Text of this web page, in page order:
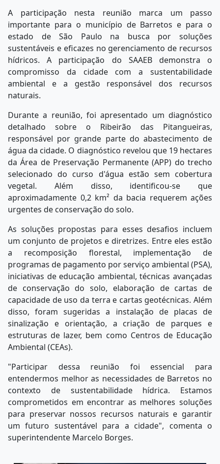
A participação nesta reunião marca um passo
importante para o município de Barretos e para o
estado de São Paulo na busca por soluções
sustentáveis e eficazes no gerenciamento de recursos
hídricos. A participação do SAAEB demonstra o
compromisso da cidade com a sustentabilidade
ambiental e a gestão responsável dos recursos
naturais.
Durante a reunião, foi apresentado um diagnóstico
detalhado sobre o Ribeirão das Pitangueiras,
responsável por grande parte do abastecimento de
água da cidade. O diagnóstico revelou que 19 hectares
da Área de Preservação Permanente (APP) do trecho
selecionado do curso d'água estão sem cobertura
vegetal. Além disso, identificou-se que
aproximadamente 0,2 km² da bacia requerem ações
urgentes de conservação do solo.
As soluções propostas para esses desafios incluem
um conjunto de projetos e diretrizes. Entre eles estão
a recomposição florestal, implementação de
programas de pagamento por serviço ambiental (PSA),
iniciativas de educação ambiental, técnicas avançadas
de conservação do solo, elaboração de cartas de
capacidade de uso da terra e cartas geotécnicas. Além
disso, foram sugeridas a instalação de placas de
sinalização e orientação, a criação de parques e
estruturas de lazer, bem como Centros de Educação
Ambiental (CEAs).
"Participar dessa reunião foi essencial para
entendermos melhor as necessidades de Barretos no
contexto de sustentabilidade hídrica. Estamos
comprometidos em encontrar as melhores soluções
para preservar nossos recursos naturais e garantir
um futuro sustentável para a cidade", comenta o
superintendente Marcelo Borges.